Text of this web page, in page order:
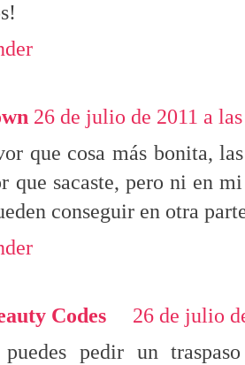
26 de julio de 2011 a
que cosa más bonita,
que sacaste, pero ni en
conseguir en otra
Codes
26 de julio
pedir un